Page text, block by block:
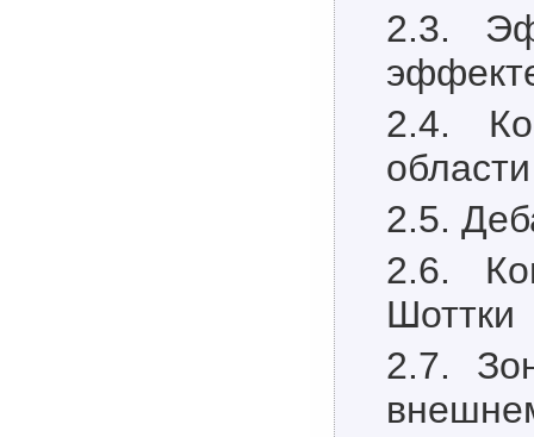
2.3.
2.4.
2.5.
2.6.
Шоттки
2.7.